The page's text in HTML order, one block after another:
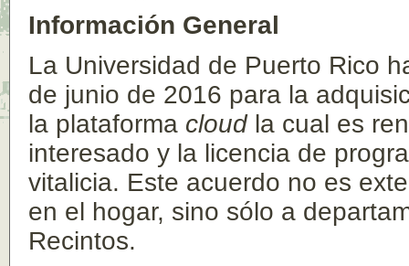
Información General
La Universidad de Puerto Rico
de junio de 2016 para la
la plataforma cloudla cual es
interesado y la licencia de
vitalicia. Este acuerdo no es
en el hogar, sino sólo a
Recintos.